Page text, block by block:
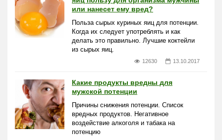
или нанесет ему вред?
Польза сырых куриных яиц для потенции.
Когда их следует употреблять и как
делать это правильно. Лучшие коктейли
из сырых яиц.
12630 13.10.2017
Какие продукты вредны для
мужской потенции
Причины снижения потенции. Список
вредных продуктов. Негативное
воздействие алкоголя и табака на
потенцию